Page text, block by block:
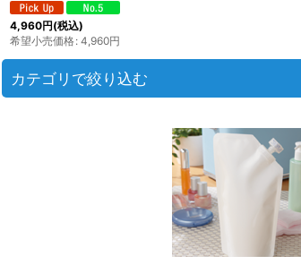
4,960円(税込)
希望小売価格: 4,960円
カテゴリで絞り込む
ジャム瓶（ツイストキャップの広口保存瓶） (全商